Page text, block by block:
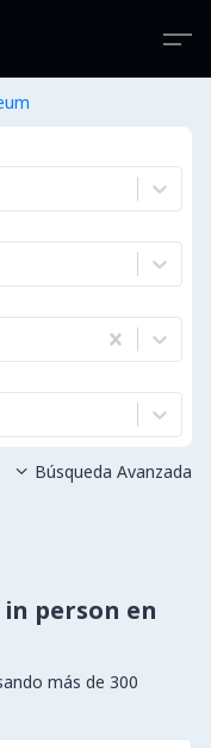
 Búsqueda Avanzada
person en
más de 300